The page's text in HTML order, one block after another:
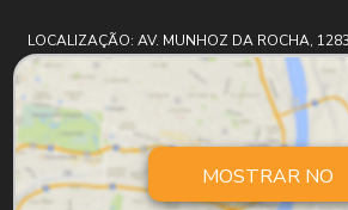
LOCALIZAÇÃO: AV. MUNHOZ DA ROCHA,
MOSTRAR NO